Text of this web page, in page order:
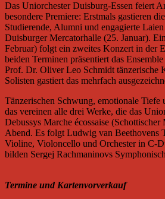
Das Uniorchester Duisburg-Essen feiert
besondere Premiere: Erstmals gastieren
Studierende, Alumni und engagierte
Duisburger Mercatorhalle (25. Januar).
Februar) folgt ein zweites Konzert in der
beiden Terminen präsentiert das
Prof. Dr. Oliver Leo Schmidt tänzerische
Solisten gastiert das mehrfach
Tänzerischen Schwung, emotionale Tiefe
das vereinen alle drei Werke, die das
Debussys Marche écossaise
Abend. Es folgt Ludwig van Beethovens
Violine, Violoncello und Orchester in C-
bilden Sergej Rachmaninovs
Termine und Kartenvorverkauf